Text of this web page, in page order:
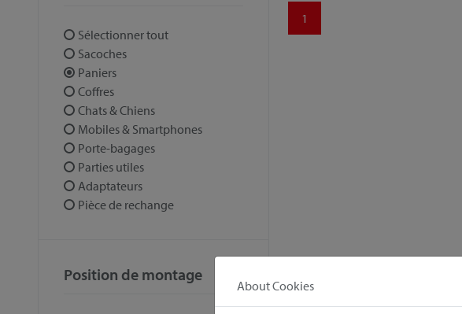
Sélectionner tout
Sacoches
Paniers
Coffres
Chats & Chiens
Mobiles & Smartphones
Porte-bagages
Parties utiles
Adaptateurs
Pièce de rechange
Position de montage
1
About Cookies